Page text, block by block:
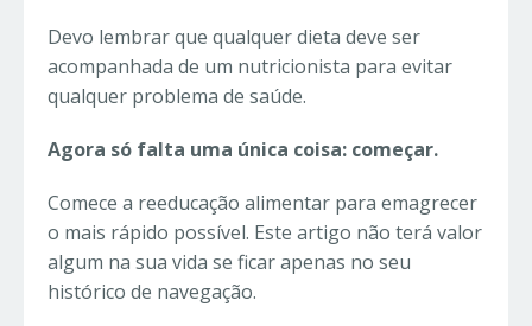
Devo lembrar que qualquer dieta deve ser
acompanhada de um nutricionista para evitar
qualquer problema de saúde.
Agora só falta uma única coisa: começar.
Comece a reeducação alimentar para emagrecer
o mais rápido possível. Este artigo não terá valor
algum na sua vida se ficar apenas no seu
histórico de navegação.